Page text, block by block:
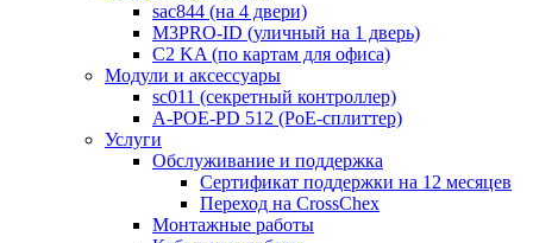
sac844 (на 4 двери)
M3PRO-ID (уличный на 1 дверь)
C2 KA (по картам для офиса)
Модули и аксессуары
sc011 (секретный контроллер)
A-POE-PD 512 (PoE-сплиттер)
Услуги
Обслуживание и поддержка
Сертификат поддержки на 12 месяцев
Переход на CrossChex
Монтажные работы